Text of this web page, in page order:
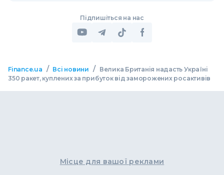
Підпишіться на нас
Finance.ua / Всі новини /
Велика Британія надасть Україні
350 ракет, куплених за прибуток від заморожених росактивів
Місце для вашої реклами